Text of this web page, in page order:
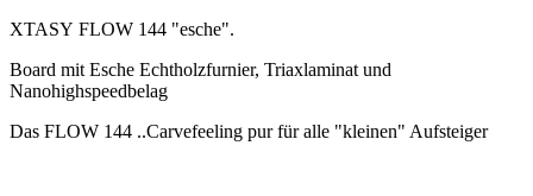
XTASY FLOW 144 "esche".
Board mit Esche Echtholzfurnier, Triaxlaminat und
Nanohighspeedbelag
Das FLOW 144 ..Carvefeeling pur für alle "kleinen" Aufsteiger